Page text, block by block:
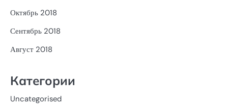
Октябрь 2018
Сентябрь 2018
Август 2018
Категории
Uncategorised